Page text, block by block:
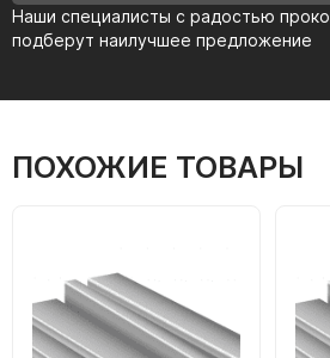
Наши специалисты с радостью
подберут наилучшее предложение
ПОХОЖИЕ ТОВАРЫ